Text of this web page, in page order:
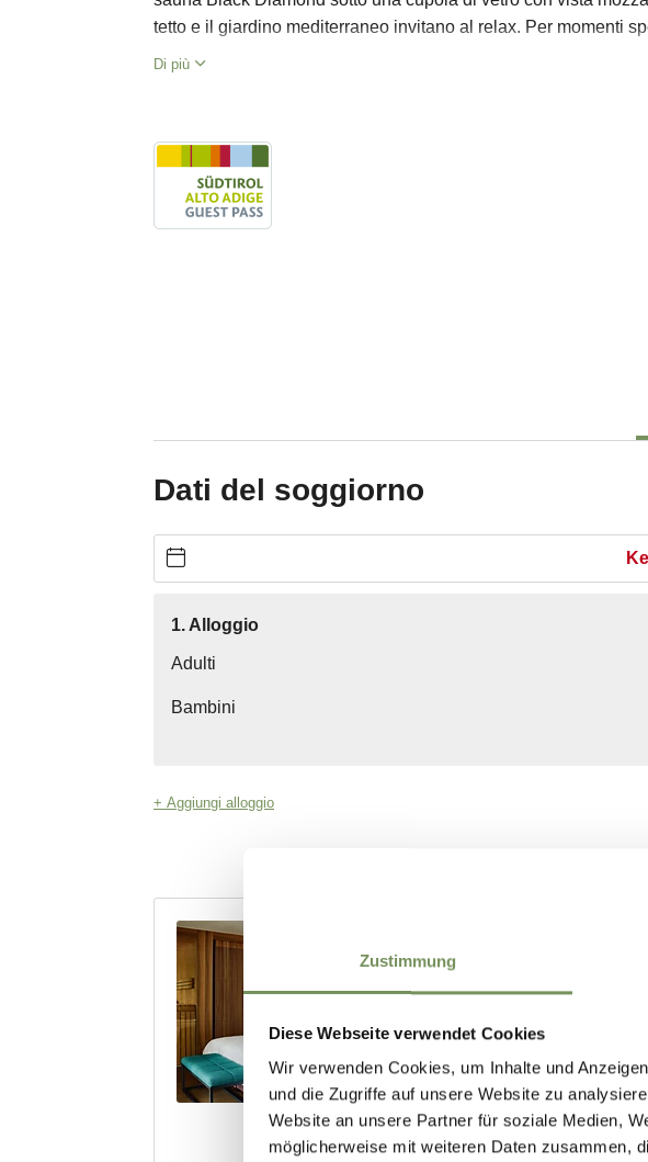
Zustimmung
Diese Webseite verwendet Cookies
Wir verwenden Cookies, um Inhalte und
und die Zugriffe auf unsere Website zu
Website an unsere Partner für soziale Medien,
möglicherweise mit weiteren Daten zusammen,